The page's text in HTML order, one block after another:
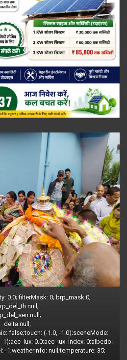
0.0; filterMask: 0; brp_mask:0;
delta:null;
false;touch: (-1.0, -1.0);sceneMode:
1);aec_lux: 0.0;aec_lux_index: 0;albedo:
-1;weatherinfo: null;temperature: 35;